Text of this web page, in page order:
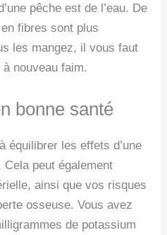
pêche est de l’eau. De
fibres sont plus
les mangez, il vous faut
nouveau faim.
bonne santé
équilibrer les effets d’une
peut également
ainsi que vos risques
osseuse. Vous avez
de potassium